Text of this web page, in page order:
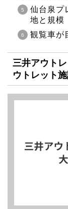
仙台泉プ
地と規模
観覧車が
三井アウト
ウトレット